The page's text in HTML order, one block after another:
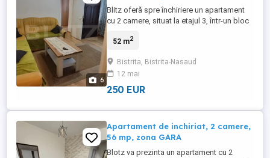
6
Blitz oferă spre închiriere un apartament
cu 2 camere, situat la etajul 3, într-un bloc
bună – Calea Moldovei, aproape de școli,
acces rapid la toate facilitățile necesare.
✨ Caracteristici: • apartament 2 camere •
mobilat ...
52 m2
Bistrita, Bistrita-Nasaud
12 mai
250 EUR
Apartament de inchiriat, 2 camere,
56 mp, zona GARA
Blotz va prezinta un apartament cu 2